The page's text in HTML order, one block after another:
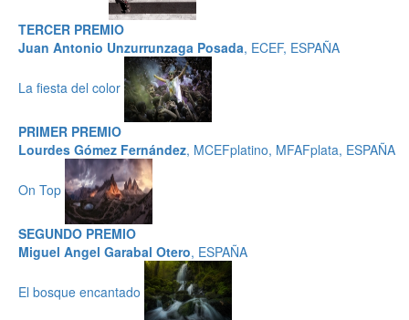
TERCER PREMIO
Juan Antonio Unzurrunzaga Posada, ECEF, ESPAÑA
La fiesta del color
PRIMER PREMIO
Lourdes Gómez Fernández, MCEFplatino, MFAFplata, ESPAÑA
On Top
SEGUNDO PREMIO
Miguel Angel Garabal Otero, ESPAÑA
El bosque encantado